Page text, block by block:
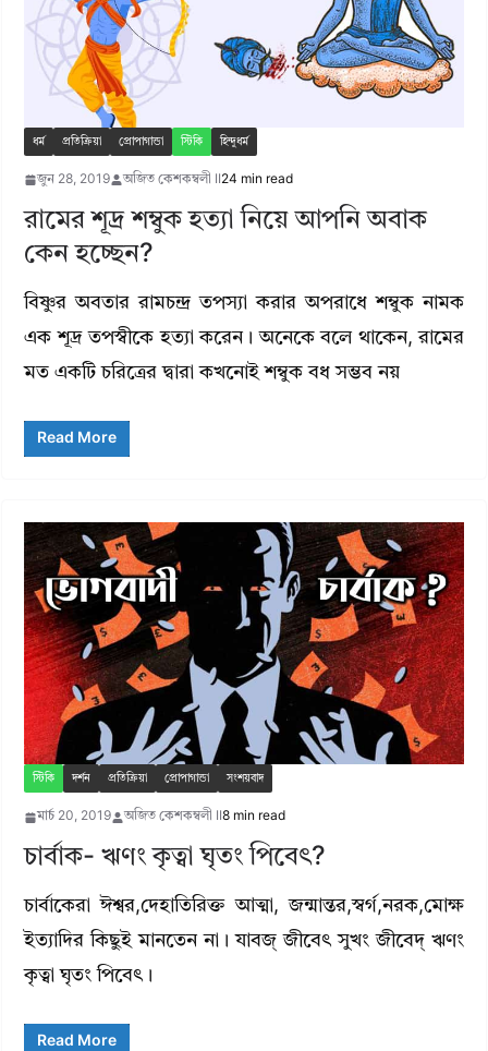
ধর্ম প্রতিক্রিয়া প্রোপাগান্ডা স্টিকি হিন্দুধর্ম
জুন 28, 2019 অজিত কেশকম্বলী II 24 min read
রামের শূদ্র শম্বুক হত্যা নিয়ে আপনি অবাক
কেন হচ্ছেন?
বিষ্ণুর অবতার রামচন্দ্র তপস্যা করার অপরাধে শম্বুক নামক
এক শূদ্র তপস্বীকে হত্যা করেন। অনেকে বলে থাকেন, রামের
মত একটি চরিত্রের দ্বারা কখনোই শম্বুক বধ সম্ভব নয়
Read More
স্টিকি দর্শন প্রতিক্রিয়া প্রোপাগান্ডা সংশয়বাদ
মার্চ 20, 2019 অজিত কেশকম্বলী II8 min read
চার্বাক- ঋণং কৃত্বা ঘৃতং পিবেৎ?
চার্বাকেরা ঈশ্বর,দেহাতিরিক্ত আত্মা, জন্মান্তর,স্বর্গ,নরক,মোক্ষ
ইত্যাদির কিছুই মানতেন না। যাবজ্ জীবেৎ সুখং জীবেদ্ ঋণং
কৃত্বা ঘৃতং পিবেৎ।
Read More